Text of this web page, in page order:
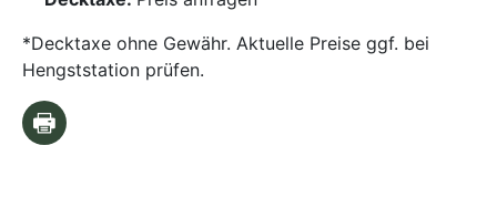
*Decktaxe ohne Gewähr. Aktuelle Preise ggf. bei
Hengststation prüfen.